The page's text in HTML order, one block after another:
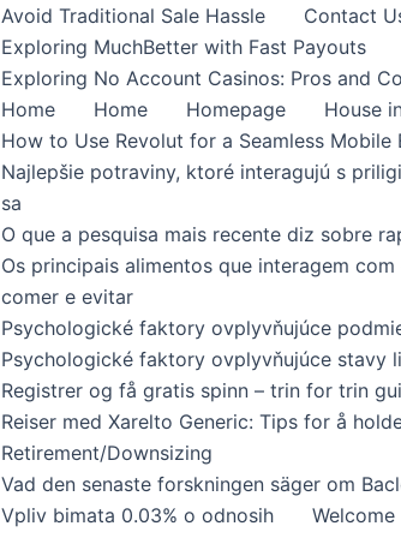
Avoid Traditional Sale Hassle
Contact
Exploring MuchBetter with Fast Payouts
Exploring No Account Casinos: Pros and
Home
Home Homepage House
How to Use Revolut for a Seamless Mobile
Najlepšie potraviny, ktoré interagujú s
sa
O que a pesquisa mais recente diz sobre
Os principais alimentos que interagem
comer e evitar
Psychologické faktory ovplyvňujúce
Psychologické faktory ovplyvňujúce stavy
Registrer og få gratis spinn – trin for trin
Reiser med Xarelto Generic: Tips for å
Retirement/Downsizing
Vad den senaste forskningen säger om
Vpliv bimata 0.03% o odnosih
Welcome